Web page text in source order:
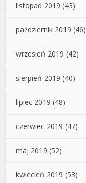
listopad 2019 (43)
październik 2019 (46)
wrzesień 2019 (42)
sierpień 2019 (40)
lipiec 2019 (48)
czerwiec 2019 (47)
maj 2019 (52)
kwiecień 2019 (53)